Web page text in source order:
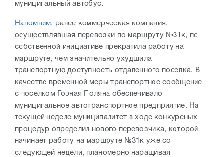
муниципальный автобус.
Напомним, ранее коммерческая компания,
осуществлявшая перевозки по маршруту №31к, по
собственной инициативе прекратила работу на
маршруте, чем значительно ухудшила
транспортную доступность отдаленного поселка. В
качестве временной меры транспортное сообщение
с поселком Горная Поляна обеспечивало
муниципальное автотранспортное предприятие. На
текущей неделе муниципалитет в ходе конкурсных
процедур определил нового перевозчика, которой
начинает работу на маршруте №31к уже со
следующей недели, планомерно наращивая